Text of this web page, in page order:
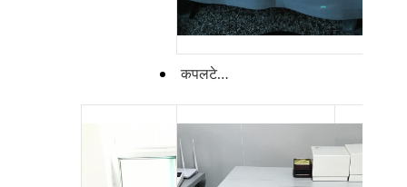
कपलटेक से पॉलिशिंग मशीन